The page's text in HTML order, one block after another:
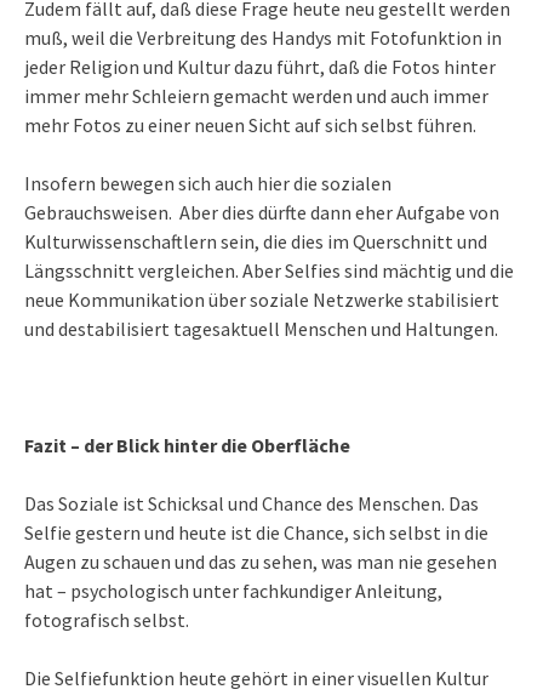
Zudem fällt auf, daß diese Frage heute neu gestellt werden
muß, weil die Verbreitung des Handys mit Fotofunktion in
jeder Religion und Kultur dazu führt, daß die Fotos hinter
immer mehr Schleiern gemacht werden und auch immer
mehr Fotos zu einer neuen Sicht auf sich selbst führen.
Insofern bewegen sich auch hier die sozialen
Gebrauchsweisen. Aber dies dürfte dann eher Aufgabe von
Kulturwissenschaftlern sein, die dies im Querschnitt und
Längsschnitt vergleichen. Aber Selfies sind mächtig und die
neue Kommunikation über soziale Netzwerke stabilisiert
und destabilisiert tagesaktuell Menschen und Haltungen.
Fazit – der Blick hinter die Oberfläche
Das Soziale ist Schicksal und Chance des Menschen. Das
Selfie gestern und heute ist die Chance, sich selbst in die
Augen zu schauen und das zu sehen, was man nie gesehen
hat – psychologisch unter fachkundiger Anleitung,
fotografisch selbst.
Die Selfiefunktion heute gehört in einer visuellen Kultur